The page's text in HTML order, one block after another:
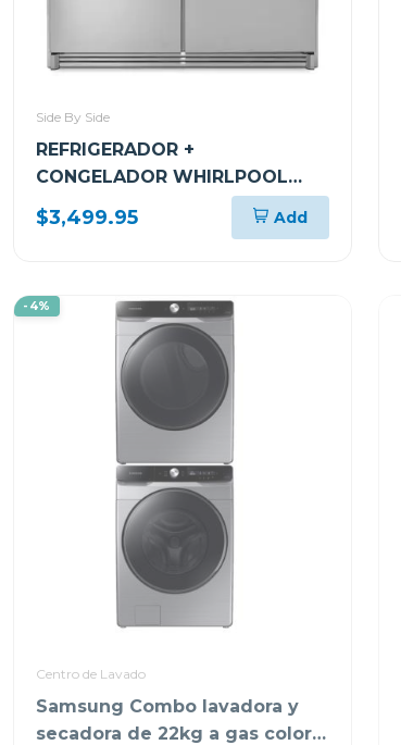
Side By Side
REFRIGERADOR +
CONGELADOR WHIRLPOOL
SIDEKICK GEMELAS DE 36CUFT
WSR57 + KIT DE MOLDURA
$3,499.95 Add
-4%
Centro de Lavado
Samsung Combo lavadora y
secadora de 22kg a gas color